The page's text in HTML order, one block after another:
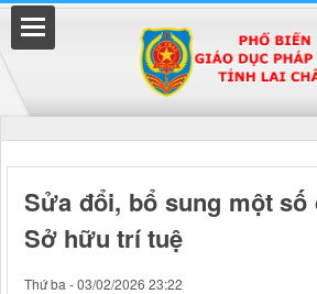
Sửa đổi, bổ sung một số
Sở hữu trí tuệ
Thứ ba - 03/02/2026 23:22
Đã kết nối EMC